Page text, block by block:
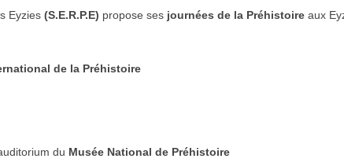
Eyzies (S.E.R.P.E) propose ses journées de la Préhistoire aux
de la Préhistoire
du Musée National de Préhistoire